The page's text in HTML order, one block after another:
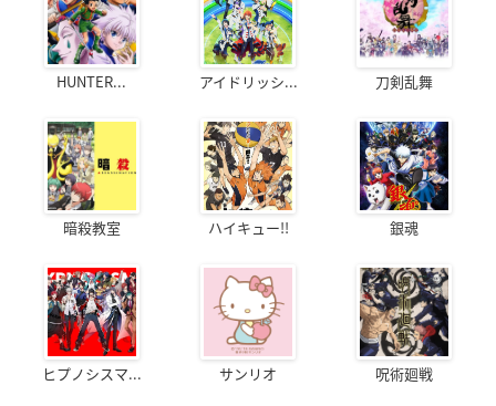
HUNTER... アイドリッシ... 刀剣乱舞
暗殺教室 ハイキュー!! 銀魂
ヒプノシスマ... サンリオ 呪術廻戦